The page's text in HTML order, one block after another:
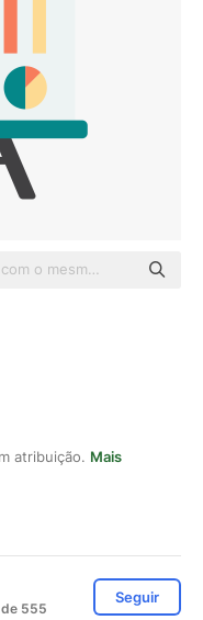
atribuição. Mais
555
Seguir